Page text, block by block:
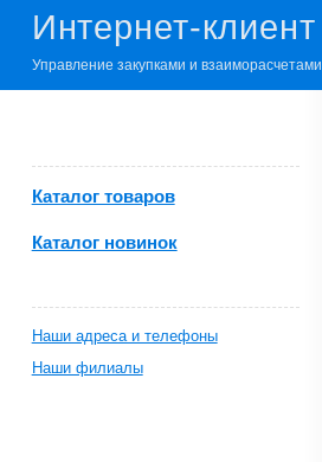
Интернет-клиент
Управление закупками и взаиморасчетами
Каталог товаров
Каталог новинок
Наши адреса и телефоны
Наши филиалы